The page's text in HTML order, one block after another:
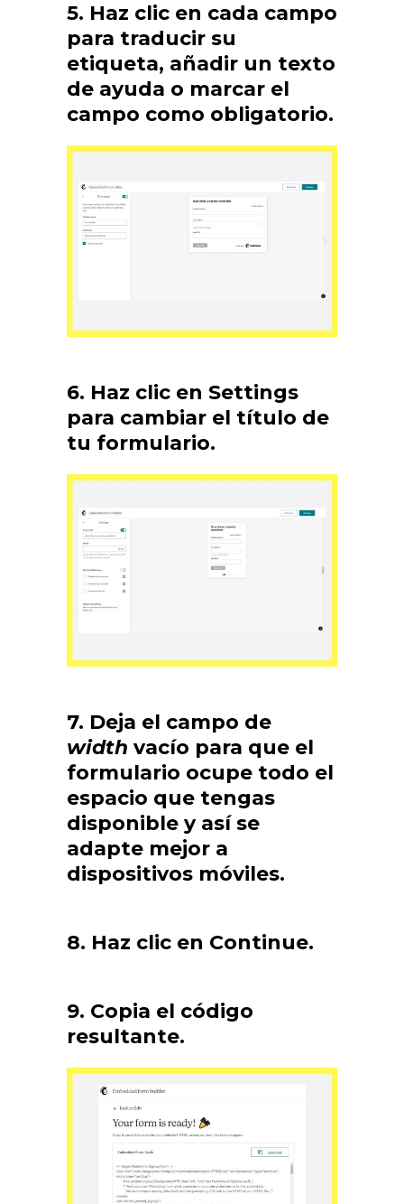
5. Haz clic en cada campo
para traducir su
etiqueta, añadir un texto
de ayuda o marcar el
campo como obligatorio.
6. Haz clic en Settings
para cambiar el título de
tu formulario.
7. Deja el campo de
width vacío para que el
formulario ocupe todo el
espacio que tengas
disponible y así se
adapte mejor a
dispositivos móviles.
8. Haz clic en Continue.
9. Copia el código
resultante.